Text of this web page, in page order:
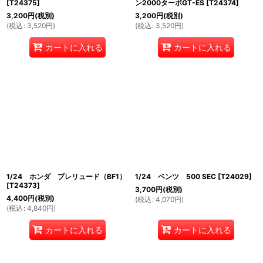
[T24375]
3,200円(税別)
(税込 : 3,520円)
カートに入れる
ン2000ターボGT-ES [T24374]
3,200円(税別)
(税込 : 3,520円)
カートに入れる
1/24 ホンダ プレリュード（BF1）
[T24373]
4,400円(税別)
(税込 : 4,840円)
カートに入れる
1/24 ベンツ 500 SEC [T24029]
3,700円(税別)
(税込 : 4,070円)
カートに入れる